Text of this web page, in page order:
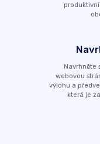
Navrhněte
webovou
výlohu a
která je